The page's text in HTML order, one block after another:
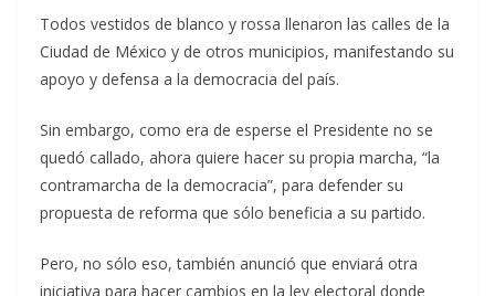
Todos vestidos de blanco y rossa llenaron las calles de la
Ciudad de México y de otros municipios, manifestando su
apoyo y defensa a la democracia del país.
Sin embargo, como era de esperse el Presidente no se
quedó callado, ahora quiere hacer su propia marcha, “la
contramarcha de la democracia”, para defender su
propuesta de reforma que sólo beneficia a su partido.
Pero, no sólo eso, también anunció que enviará otra
iniciativa para hacer cambios en la ley electoral donde